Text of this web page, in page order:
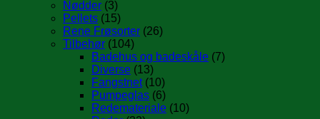
Nødder (3)
Pellets (15)
Rene Frøsorter (26)
Tilbehør (104)
Badehus og badeskåle (7)
Diverse (13)
Fangstnet (10)
Pumpeglas (6)
Redemateriale (10)